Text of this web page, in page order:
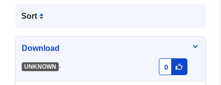
Sort
Download
UNKNOWN - 0